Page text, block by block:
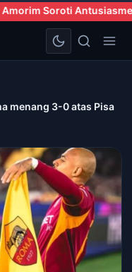
Penggemar AC
menang 3-0 atas Pisa